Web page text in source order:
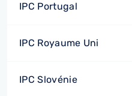
IPC Portugal
IPC Royaume Uni
IPC Slovénie